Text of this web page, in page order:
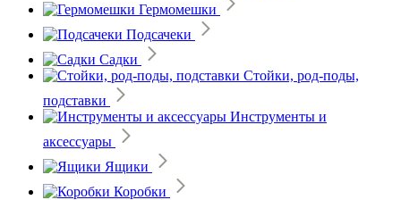
Гермомешки
Подсачеки
Садки
Стойки, род-поды,
подставки
Инструменты и
аксессуары
Ящики
Коробки